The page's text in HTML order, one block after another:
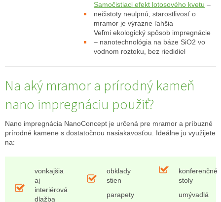
Samočistiaci efekt lotosového kvetu –
nečistoty neulpnú, starostlivosť o
mramor je výrazne ľahšia
Veľmi ekologický spôsob impregnácie
– nanotechnológia na báze SiO2 vo
vodnom roztoku, bez riedidiel
Na aký mramor a prírodný kameň
nano impregnáciu použiť?
Nano impregnácia NanoConcept je určená pre mramor a príbuzné
prírodné kamene s dostatočnou nasiakavosťou. Ideálne ju využijete
na:
vonkajšia
aj
interiérová
dlažba
obklady
stien
parapety
konferenčné
stoly
umývadlá